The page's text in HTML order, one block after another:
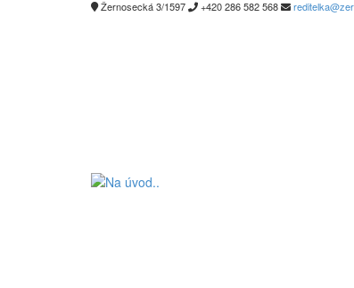
Žernosecká 3/1597 +420 286 582 568